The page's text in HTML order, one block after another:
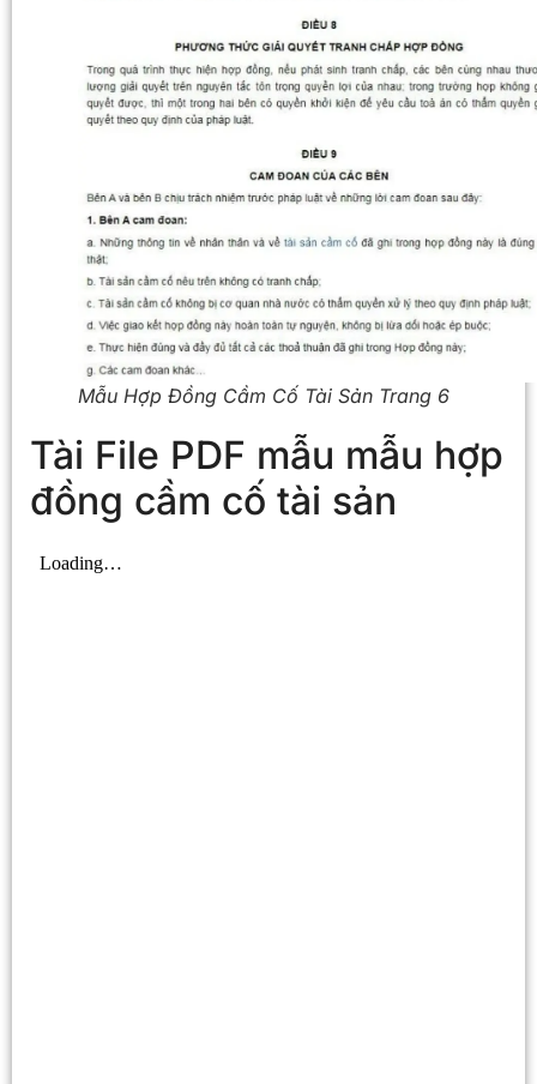
Mẫu Hợp Đồng Cầm Cố Tài Sản Trang 6
Tài File PDF mẫu mẫu hợp
đồng cầm cố tài sản